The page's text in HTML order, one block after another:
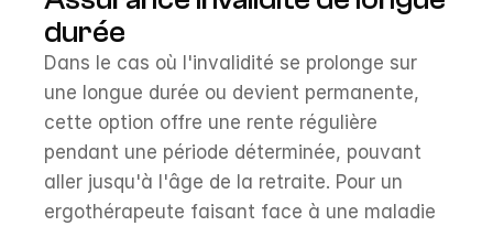
durée
Dans le cas où l'invalidité se prolonge sur
une longue durée ou devient permanente,
cette option offre une rente régulière
pendant une période déterminée, pouvant
aller jusqu'à l'âge de la retraite. Pour un
ergothérapeute faisant face à une maladie